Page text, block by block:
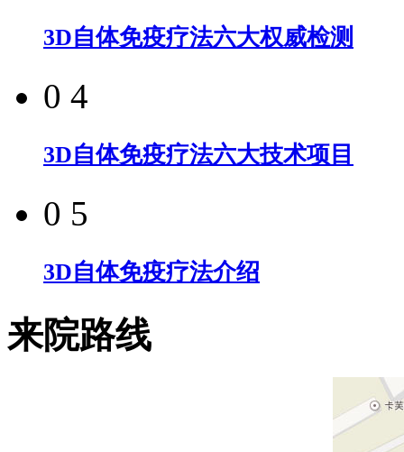
3D自体免疫疗法六大权威检测
0 4
3D自体免疫疗法六大技术项目
0 5
3D自体免疫疗法介绍
来院路线